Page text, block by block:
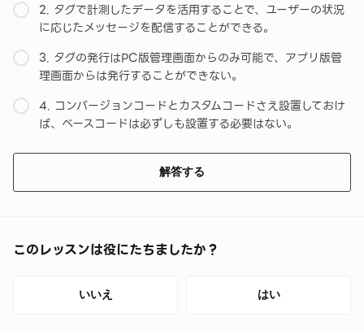
2. タグで計測したデータを活用することで、ユーザーの状況
に応じたメッセージを配信することができる。
3. タグの発行はPC版管理画面からのみ可能で、アプリ版管
理画面からは発行することができない。
4. コンバージョンコードとカスタムコードさえ設置しておけ
ば、ベースコードは必ずしも設置する必要はない。
解答する
このレッスンは役にたちましたか？
いいえ はい